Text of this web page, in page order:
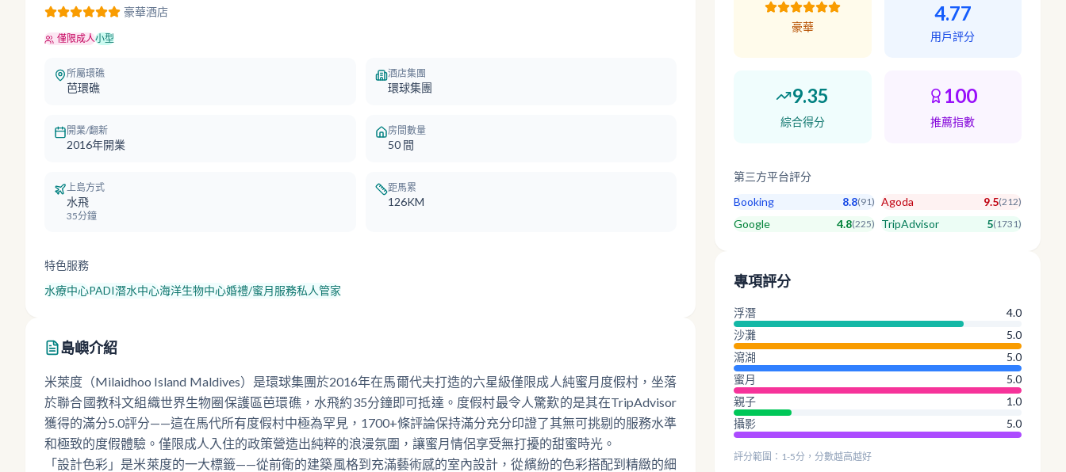
豪華酒店
僅限成人小型
所屬環礁
芭環礁
酒店集團
環球集團
開業/翻新
2016年開業
房間數量
50 間
上島方式
水飛
35分鐘
距馬累
126KM
特色服務
水療中心PADI潛水中心海洋生物中心婚禮/蜜月服務私人管家
島嶼介紹
米萊度（Milaidhoo Island Maldives）是環球集團於2016年在馬爾代夫打造的六星級僅限成人純蜜月度假村，坐落
於聯合國教科文組織世界生物圈保護區芭環礁，水飛約35分鐘即可抵達。度假村最令人驚歎的是其在TripAdvisor
獲得的滿分5.0評分——這在馬代所有度假村中極為罕見，1700+條評論保持滿分充分印證了其無可挑剔的服務水準
和極致的度假體驗。僅限成人入住的政策營造出純粹的浪漫氛圍，讓蜜月情侶享受無打擾的甜蜜時光。
「設計色彩」是米萊度的一大標籤——從前衛的建築風格到充滿藝術感的室內設計，從繽紛的色彩搭配到精緻的細
豪華
4.77
用戶評分
9.35
綜合得分
100
推薦指數
第三方平台評分
Booking 8.8(91) Agoda 9.5(212)
Google 4.8(225) TripAdvisor 5(1731)
專項評分
浮潛
4.0
沙灘
5.0
瀉湖
5.0
蜜月
5.0
親子
1.0
攝影
5.0
評分範圍：1-5分，分數越高越好